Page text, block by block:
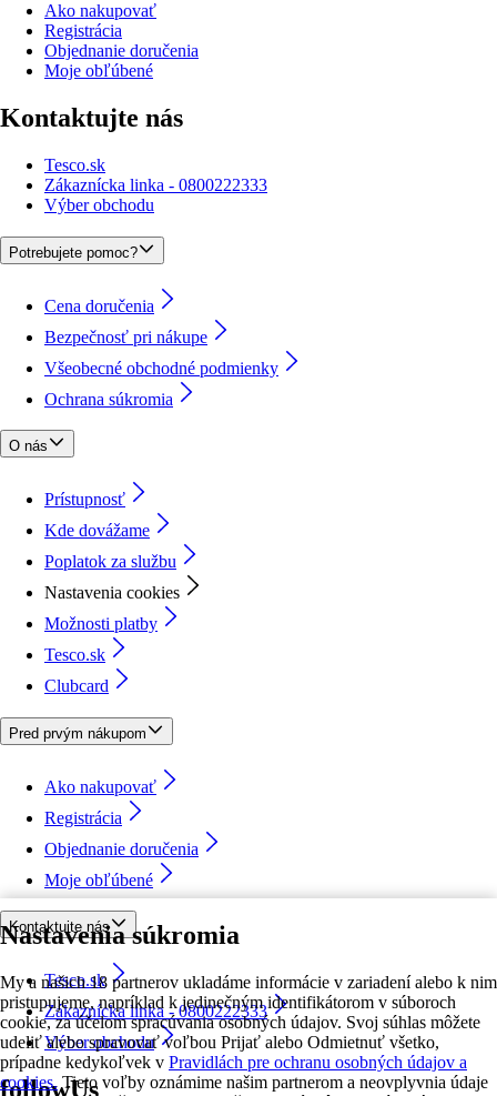
Nastavenia súkromia
My a našich 18 partnerov ukladáme informácie v zariadení alebo k nim
pristupujeme, napríklad k jedinečným identifikátorom v súboroch
cookie, za účelom spracúvania osobných údajov. Svoj súhlas môžete
udeliť alebo spravovať voľbou Prijať alebo Odmietnuť všetko,
prípadne kedykoľvek v Pravidlách pre ochranu osobných údajov a
cookies. Tieto voľby oznámime našim partnerom a neovplyvnia údaje
Ako nakupovať
Registrácia
Objednanie doručenia
Moje obľúbené
Kontaktujte nás
Tesco.sk
Zákaznícka linka - 0800222333
Výber obchodu
Potrebujete pomoc?
Cena doručenia
Bezpečnosť pri nákupe
Všeobecné obchodné podmienky
Ochrana súkromia
O nás
Prístupnosť
Kde dovážame
Poplatok za službu
Nastavenia cookies
Možnosti platby
Tesco.sk
Clubcard
Pred prvým nákupom
Ako nakupovať
Registrácia
Objednanie doručenia
Moje obľúbené
Kontaktujte nás
Tesco.sk
Zákaznícka linka - 0800222333
Výber obchodu
followUs